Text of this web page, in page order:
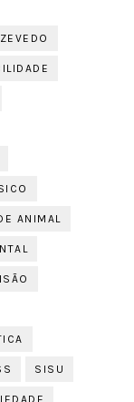
ANIMAL
SISU